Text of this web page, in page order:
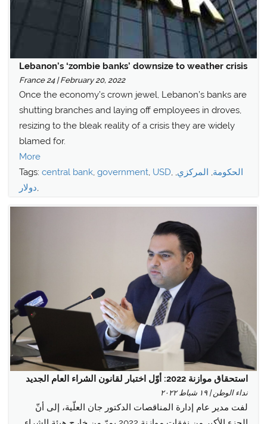
Lebanon’s ‘zombie banks’ downsize to weather crisis
France 24 | February 20, 2022
Once the economy’s crown jewel, Lebanon’s banks are
shutting branches and laying off employees in droves,
resizing to the bleak reality of a crisis they are widely
blamed for.
More
Tags: central bank, government, USD, الحكومة, المركزي,
دولار,
استحقاق موازنة 2022: أوّل اختبار لقانون الشراء العام الجديد
نداء الوطن | ١٩ شباط ٢٠٢٢
لفت مدير عام إدارة المناقصات الدكتور جان العلّية، إلى أنّ